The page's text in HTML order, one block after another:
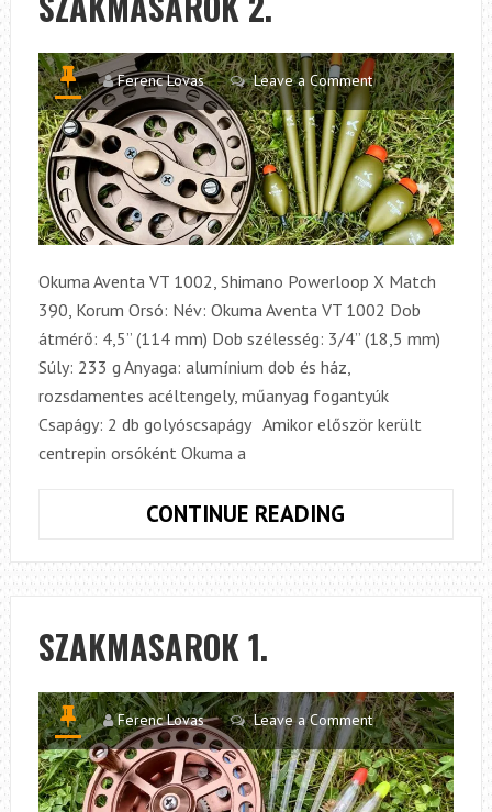
Ferenc Lovas Leave a Comment
Okuma Aventa VT 1002, Shimano Powerloop X Match
390, Korum Orsó: Név: Okuma Aventa VT 1002 Dob
átmérő: 4,5” (114 mm) Dob szélesség: 3/4” (18,5 mm)
Súly: 233 g Anyaga: alumínium dob és ház,
rozsdamentes acéltengely, műanyag fogantyúk
Csapágy: 2 db golyóscsapágy Amikor először került
centrepin orsóként Okuma a
CONTINUE READING
SZAKMASAROK 1.
Ferenc Lovas Leave a Comment